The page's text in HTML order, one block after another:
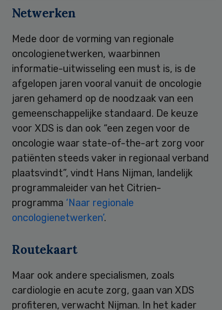
Netwerken
Mede door de vorming van regionale
oncologienetwerken, waarbinnen
informatie-uitwisseling een must is, is de
afgelopen jaren vooral vanuit de oncologie
jaren gehamerd op de noodzaak van een
gemeenschappelijke standaard. De keuze
voor XDS is dan ook “een zegen voor de
oncologie waar state-of-the-art zorg voor
patiënten steeds vaker in regionaal verband
plaatsvindt”, vindt Hans Nijman, landelijk
programmaleider van het Citrien-
programma ‘Naar regionale
oncologienetwerken’.
Routekaart
Maar ook andere specialismen, zoals
cardiologie en acute zorg, gaan van XDS
profiteren, verwacht Nijman. In het kader